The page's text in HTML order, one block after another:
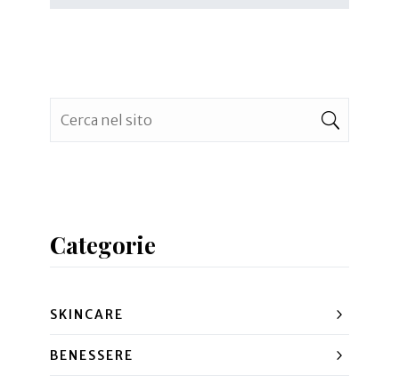
Categorie
SKINCARE
BENESSERE